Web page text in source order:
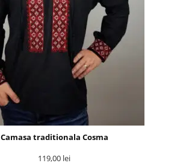
Camasa traditionala Cosma
119,00 lei